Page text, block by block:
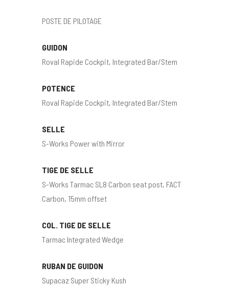
POSTE DE PILOTAGE
GUIDON
Roval Rapide Cockpit, Integrated Bar/Stem
POTENCE
Roval Rapide Cockpit, Integrated Bar/Stem
SELLE
S-Works Power with Mirror
TIGE DE SELLE
S-Works Tarmac SL8 Carbon seat post, FACT
Carbon, 15mm offset
COL. TIGE DE SELLE
Tarmac Integrated Wedge
RUBAN DE GUIDON
Supacaz Super Sticky Kush